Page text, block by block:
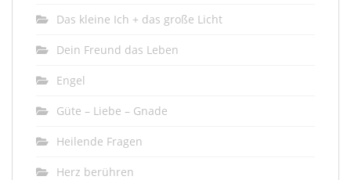
Das kleine Ich + das große Licht
Dein Freund das Leben
Engel
Güte – Liebe – Gnade
Heilende Fragen
Herz berühren